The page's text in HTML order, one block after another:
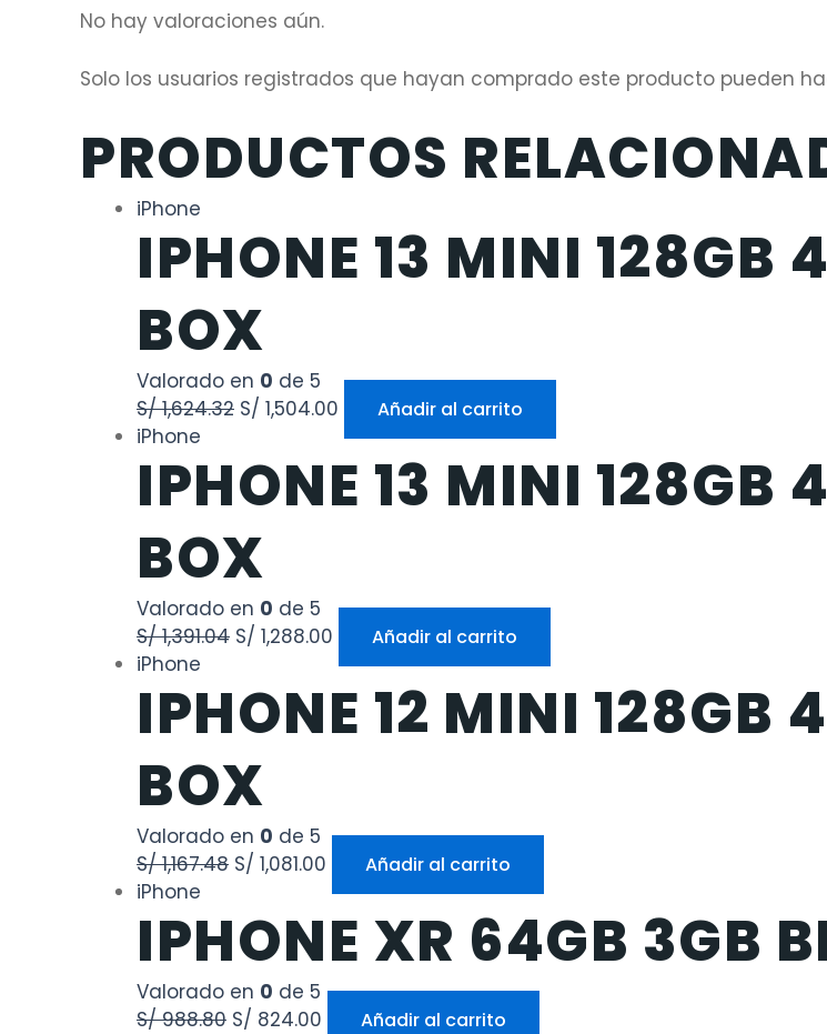
No hay valoraciones aún.
Solo los usuarios registrados que hayan comprado este producto pueden
PRODUCTOS
iPhone
IPHONE 13 MINI 128GB
BOX
Valorado en 0 de 5
S/1,624.32 S/ 1,504.00 Añadir al carrito
iPhone
IPHONE 13 MINI 128GB
BOX
Valorado en 0 de 5
S/1,391.04 S/ 1,288.00 Añadir al carrito
iPhone
IPHONE 12 MINI 128GB
BOX
Valorado en 0 de 5
S/1,167.48 S/ 1,081.00 Añadir al carrito
iPhone
IPHONE XR 64GB 3GB
Valorado en 0 de 5
S/988.80 S/ 824.00 Añadir al carrito